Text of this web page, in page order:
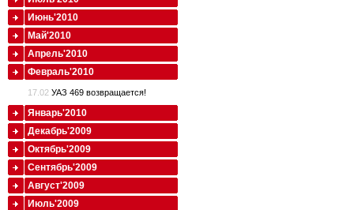
Июнь'2010
Май'2010
Апрель'2010
Февраль'2010
17.02 УАЗ 469 возвращается!
Январь'2010
Декабрь'2009
Октябрь'2009
Сентябрь'2009
Август'2009
Июль'2009